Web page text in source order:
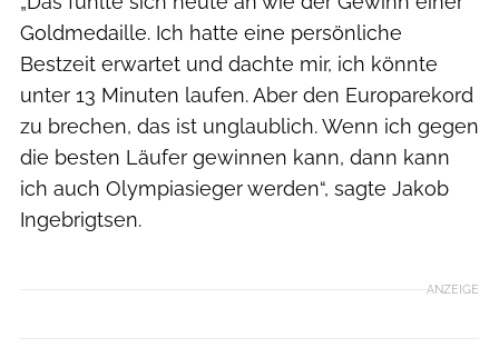
Goldmedaille. Ich hatte eine persönliche
Bestzeit erwartet und dachte mir, ich könnte
unter 13 Minuten laufen. Aber den Europarekord
zu brechen, das ist unglaublich. Wenn ich gegen
die besten Läufer gewinnen kann, dann kann
ich auch Olympiasieger werden“, sagte Jakob
Ingebrigtsen.
ANZEIGE